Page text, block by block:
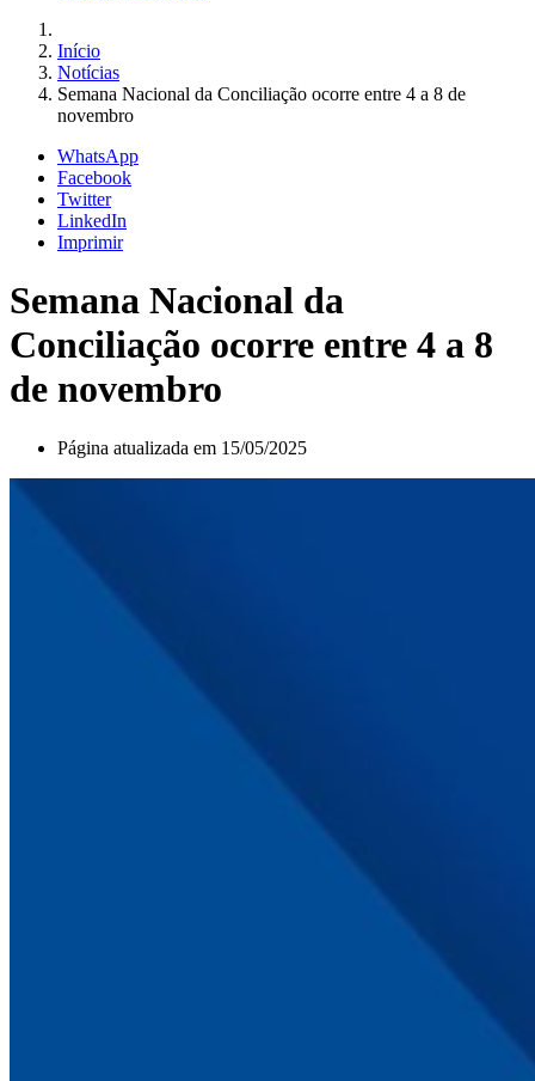
Início
Notícias
Semana Nacional da Conciliação ocorre entre 4 a 8 de
novembro
WhatsApp
Facebook
Twitter
LinkedIn
Imprimir
Semana Nacional da
Conciliação ocorre entre 4 a 8
de novembro
Página atualizada em 15/05/2025